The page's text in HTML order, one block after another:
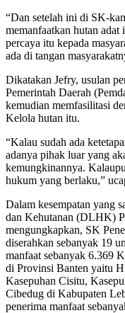
“Dan setelah ini di SK-
memanfaatkan hutan adat
percaya itu kepada
ada di tangan
Dikatakan Jefry, usulan
Pemerintah Daerah
kemudian memfasilitasi
Kelola hutan itu.
“Kalau sudah ada
adanya pihak luar yang
kemungkinannya.
hukum yang berlaku,”
Dalam kesempatan yang
dan Kehutanan (DLHK)
mengungkapkan, SK
diserahkan sebanyak 19
manfaat sebanyak 6.369
di Provinsi Banten yaitu
Kasepuhan Cisitu,
Cibedug di Kabupaten
penerima manfaat